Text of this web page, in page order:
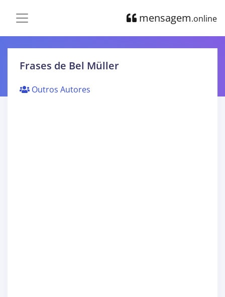
mensagem.online
Frases de Bel Müller
Outros Autores